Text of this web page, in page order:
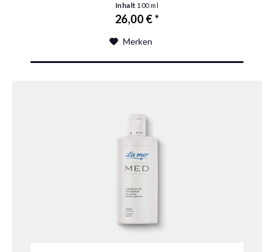
Inhalt 100 ml
26,00 € *
Merken